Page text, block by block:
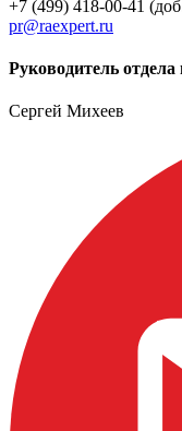
+7 (499) 418-00-41
pr@raexpert.ru
Руководитель
Сергей Михеев